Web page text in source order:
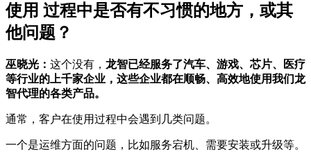
使用 过程中是否有不习惯的地方，或其
他问题？
巫晓光： 这个没有， 龙智已经服务了汽车、游戏、芯片、医疗
等行业的上千家企业，这些企业都在顺畅、高效地使用我们龙
智代理的各类产品。
通常，客户在使用过程中会遇到几类问题。
一个是运维方面的问题，比如服务宕机、需要安装或升级等。